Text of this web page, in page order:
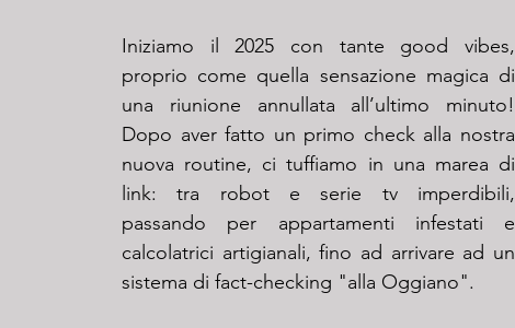
Iniziamo il 2025 con tante good vibes,
proprio come quella sensazione magica di
una riunione annullata all’ultimo minuto!
Dopo aver fatto un primo check alla nostra
nuova routine, ci tuffiamo in una marea di
link: tra robot e serie tv imperdibili,
passando per appartamenti infestati e
calcolatrici artigianali, fino ad arrivare ad un
sistema di fact-checking "alla Oggiano".